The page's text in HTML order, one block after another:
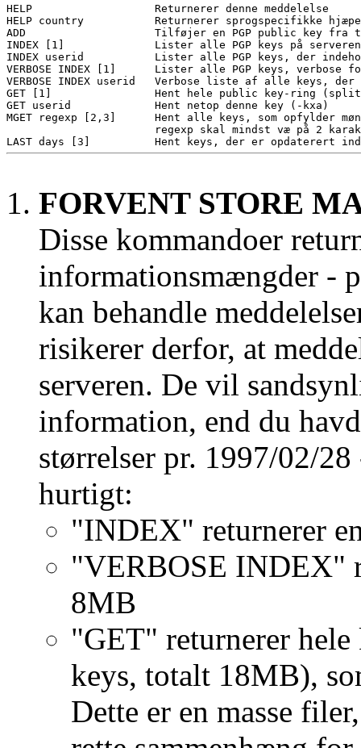
HELP                   Returnerer denne meddelelse
HELP country           Returnerer sprogspecifikke
ADD                    Tilføjer en PGP public key fra
INDEX [1]              Lister alle PGP keys på
INDEX userid           Lister alle PGP keys, der
VERBOSE INDEX [1]      Lister alle PGP keys, verbose
VERBOSE INDEX userid   Verbose liste af alle keys,
GET [1]                Hent hele public key-ring
GET userid             Hent netop denne key (-kxa)
MGET regexp [2,3]      Hent alle keys, som opfylder
regexp skal mindst væ på 2
FORVENT STORE
Disse kommandoer
informationsmængder -
kan behandle
risikerer derfor, at
serveren. De vil
information, end du
størrelser pr. 1997/02/
hurtigt:
"INDEX" returnerer
"VERBOSE INDEX"
8MB
"GET" returnerer
keys, totalt 18MB),
Dette er en masse